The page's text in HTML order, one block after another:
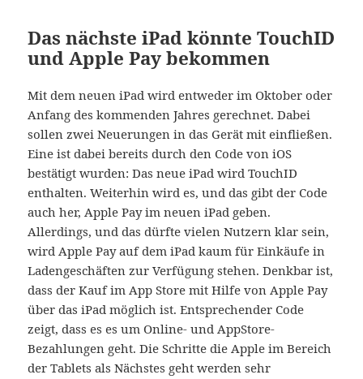
Das nächste iPad könnte TouchID
und Apple Pay bekommen
Mit dem neuen iPad wird entweder im Oktober oder
Anfang des kommenden Jahres gerechnet. Dabei
sollen zwei Neuerungen in das Gerät mit einfließen.
Eine ist dabei bereits durch den Code von iOS
bestätigt wurden: Das neue iPad wird TouchID
enthalten. Weiterhin wird es, und das gibt der Code
auch her, Apple Pay im neuen iPad geben.
Allerdings, und das dürfte vielen Nutzern klar sein,
wird Apple Pay auf dem iPad kaum für Einkäufe in
Ladengeschäften zur Verfügung stehen. Denkbar ist,
dass der Kauf im App Store mit Hilfe von Apple Pay
über das iPad möglich ist. Entsprechender Code
zeigt, dass es es um Online- und AppStore-
Bezahlungen geht. Die Schritte die Apple im Bereich
der Tablets als Nächstes geht werden sehr